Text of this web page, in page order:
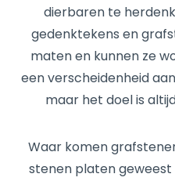
dierbaren te
gedenktekens en
maten en kunnen ze
een verscheidenheid
maar het doel is
Waar komen
stenen platen geweest